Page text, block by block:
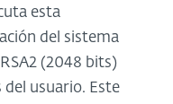
esta
del sistema
(2048 bits)
usuario. Este